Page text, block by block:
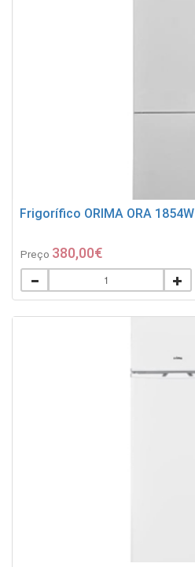
Frigorífico ORIMA ORA 1854W
Preço 380,00€